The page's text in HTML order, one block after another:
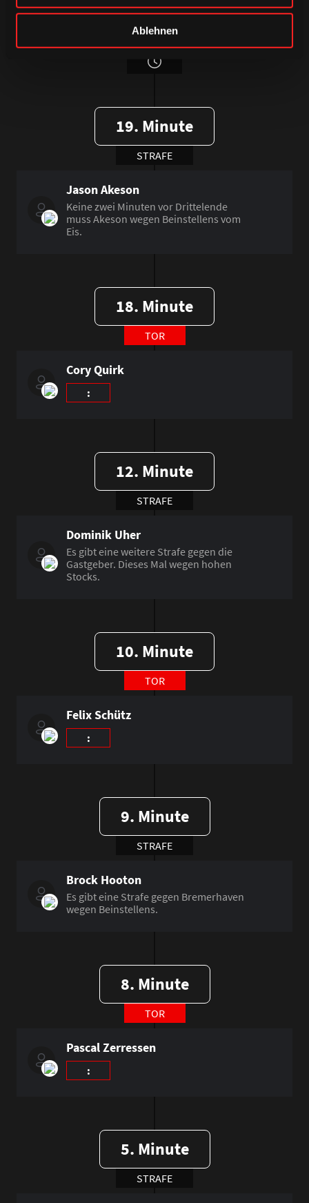
Ablehnen
Ende 1. Drittel
19. Minute
STRAFE
Jason Akeson
Keine zwei Minuten vor Drittelende
muss Akeson wegen Beinstellens vom
Eis.
18. Minute
TOR
Cory Quirk
:
12. Minute
STRAFE
Dominik Uher
Es gibt eine weitere Strafe gegen die
Gastgeber. Dieses Mal wegen hohen
Stocks.
10. Minute
TOR
Felix Schütz
:
9. Minute
STRAFE
Brock Hooton
Es gibt eine Strafe gegen Bremerhaven
wegen Beinstellens.
8. Minute
TOR
Pascal Zerressen
:
5. Minute
STRAFE